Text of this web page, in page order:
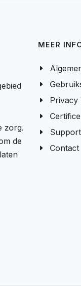
zorg.
de
MEER
Privacy
Support
Contact